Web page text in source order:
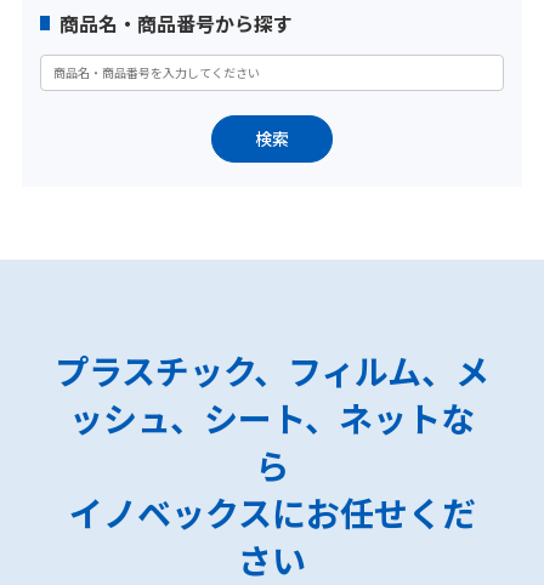
商品名・商品番号から探す
プラスチック、フィルム、メ
ッシュ、シート、ネットな
ら
イノベックスにお任せくだ
さい